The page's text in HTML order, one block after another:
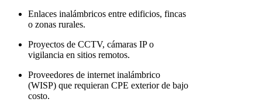
Enlaces inalámbricos entre edificios, fincas
o zonas rurales.
Proyectos de CCTV, cámaras IP o
vigilancia en sitios remotos.
Proveedores de internet inalámbrico
(WISP) que requieran CPE exterior de bajo
costo.